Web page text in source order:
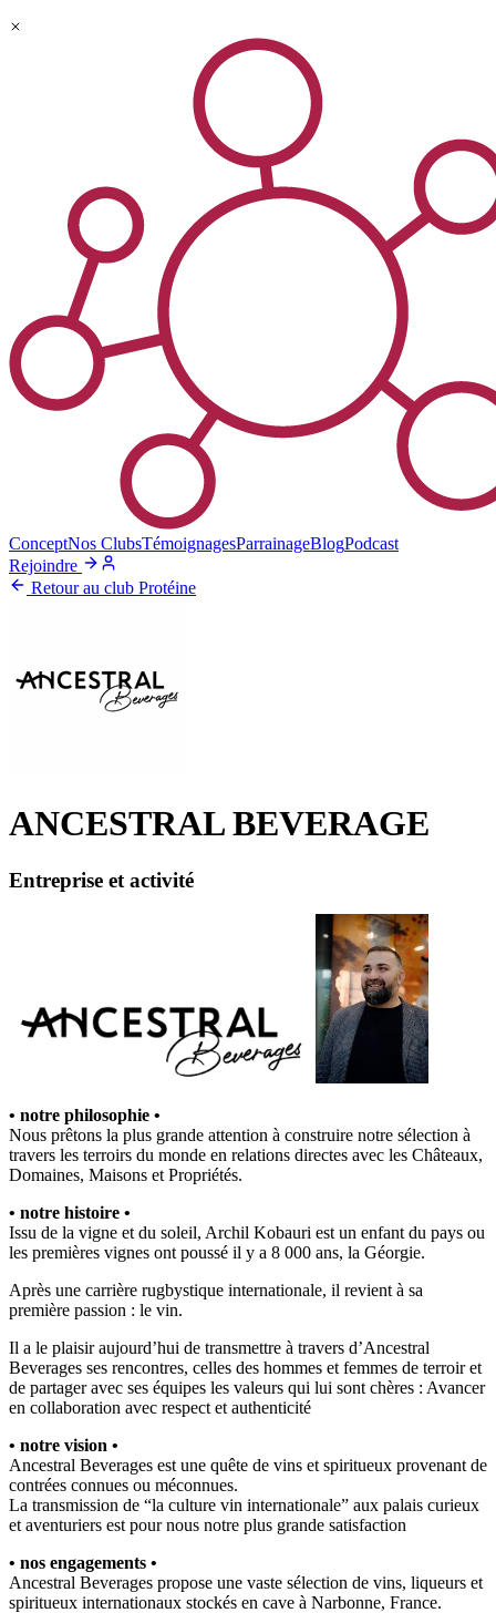
ConceptNos ClubsTémoignagesParrainageBlogPodcast
Rejoindre
Retour au club Protéine
ANCESTRAL BEVERAGE
Entreprise et activité
• notre philosophie •
Nous prêtons la plus grande attention à construire notre sélection à
travers les terroirs du monde en relations directes avec les Châteaux,
Domaines, Maisons et Propriétés.
• notre histoire •
Issu de la vigne et du soleil, Archil Kobauri est un enfant du pays ou
les premières vignes ont poussé il y a 8 000 ans, la Géorgie.
Après une carrière rugbystique internationale, il revient à sa
première passion : le vin.
Il a le plaisir aujourd’hui de transmettre à travers d’Ancestral
Beverages ses rencontres, celles des hommes et femmes de terroir et
de partager avec ses équipes les valeurs qui lui sont chères : Avancer
en collaboration avec respect et authenticité
• notre vision •
Ancestral Beverages est une quête de vins et spiritueux provenant de
contrées connues ou méconnues.
La transmission de “la culture vin internationale” aux palais curieux
et aventuriers est pour nous notre plus grande satisfaction
• nos engagements •
Ancestral Beverages propose une vaste sélection de vins, liqueurs et
spiritueux internationaux stockés en cave à Narbonne, France.